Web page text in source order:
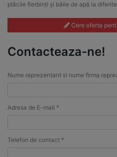
plăcile fierbinți și băile de apă la
Cere oferta
Contacteaza-ne!
Nume reprezentant si nume firma
Adresa de E-mail *
Telefon de contact *